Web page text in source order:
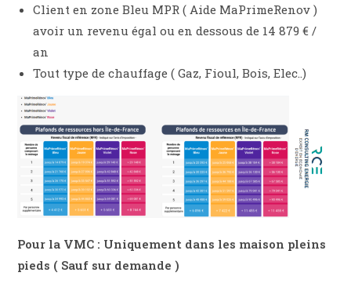
Client en zone Bleu MPR ( Aide MaPrimeRenov )
avoir un revenu égal ou en dessous de 14 879 € /
an
Tout type de chauffage ( Gaz, Fioul, Bois, Elec..)
Pour la VMC : Uniquement dans les maison pleins
pieds ( Sauf sur demande )